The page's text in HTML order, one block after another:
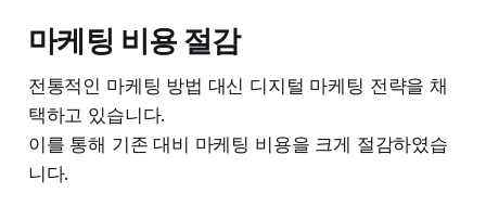
마케팅 비용 절감
전통적인 마케팅 방법 대신 디지털 마케팅 전략을 채
택하고 있습니다.
이를 통해 기존 대비 마케팅 비용을 크게 절감하였습
니다.